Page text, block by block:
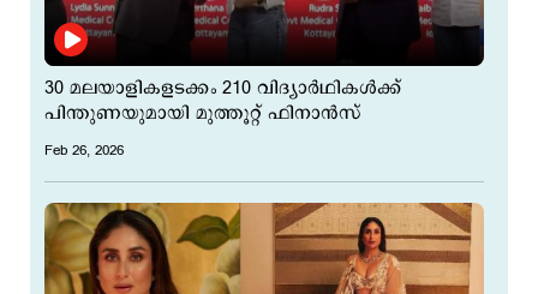
30 മലയാളികളടക്കം 210 വിദ്യാർഥികൾക്ക്
പിന്തുണയുമായി മുത്തൂറ്റ് ഫിനാൻസ്
Feb 26, 2026